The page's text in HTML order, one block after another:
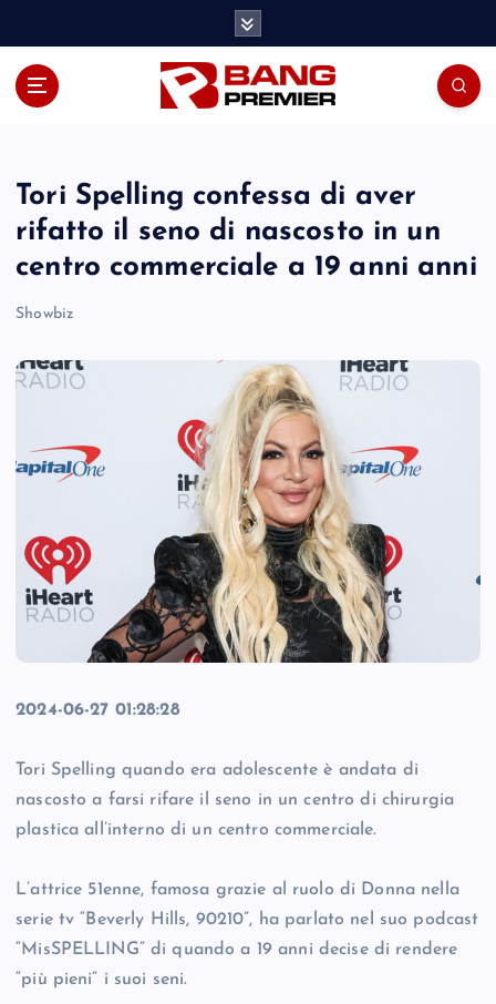
Tori Spelling confessa di aver
rifatto il seno di nascosto in un
centro commerciale a 19 anni anni
Showbiz
2024-06-27 01:28:28
Tori Spelling quando era adolescente è andata di
nascosto a farsi rifare il seno in un centro di chirurgia
plastica all’interno di un centro commerciale.
L’attrice 51enne, famosa grazie al ruolo di Donna nella
serie tv “Beverly Hills, 90210”, ha parlato nel suo podcast
“MisSPELLING” di quando a 19 anni decise di rendere
“più pieni” i suoi seni.